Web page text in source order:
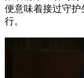
便意味着接过守护
行。